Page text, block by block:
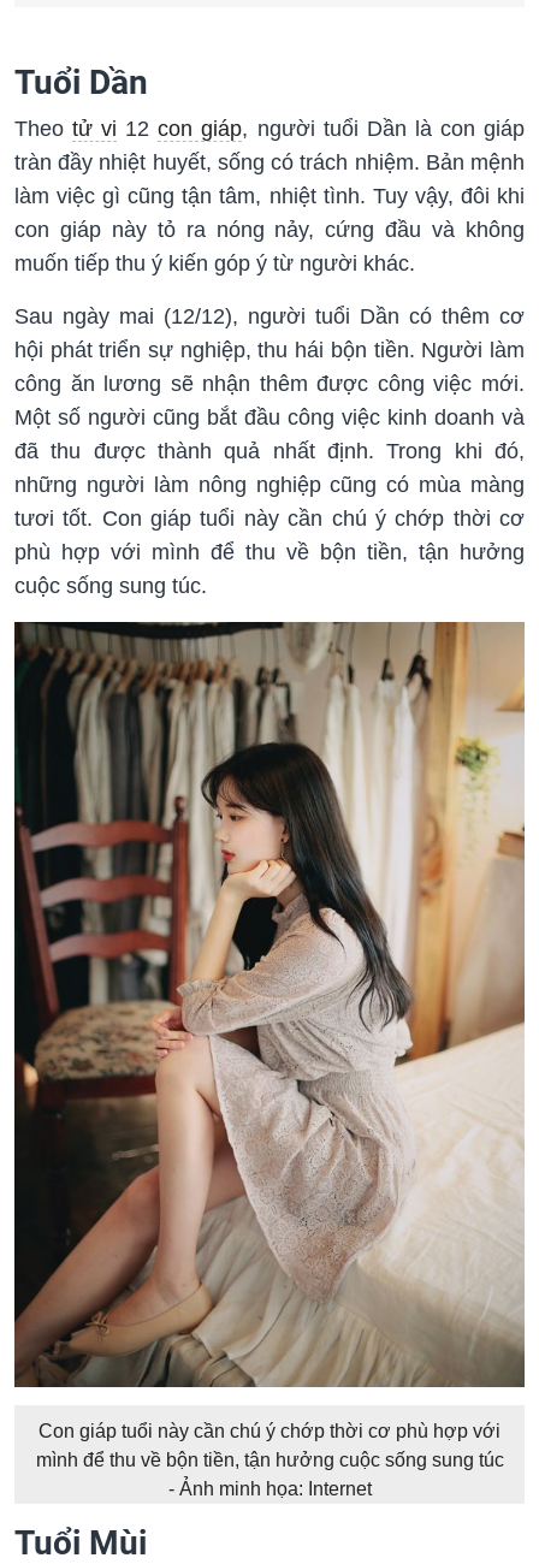
Tuổi Dần
Theotử vi 12con giáp, người tuổi Dần là con giáp
tràn đầy nhiệt huyết, sống có trách nhiệm. Bản mệnh
làm việc gì cũng tận tâm, nhiệt tình. Tuy vậy, đôi khi
con giáp này tỏ ra nóng nảy, cứng đầu và không
muốn tiếp thu ý kiến góp ý từ người khác.
Sau ngày mai (12/12), người tuổi Dần có thêm cơ
hội phát triển sự nghiệp, thu hái bộn tiền. Người làm
công ăn lương sẽ nhận thêm được công việc mới.
Một số người cũng bắt đầu công việc kinh doanh và
đã thu được thành quả nhất định. Trong khi đó,
những người làm nông nghiệp cũng có mùa màng
tươi tốt. Con giáp tuổi này cần chú ý chớp thời cơ
phù hợp với mình để thu về bộn tiền, tận hưởng
cuộc sống sung túc.
Con giáp tuổi này cần chú ý chớp thời cơ phù hợp với
mình để thu về bộn tiền, tận hưởng cuộc sống sung túc
- Ảnh minh họa: Internet
Tuổi Mùi